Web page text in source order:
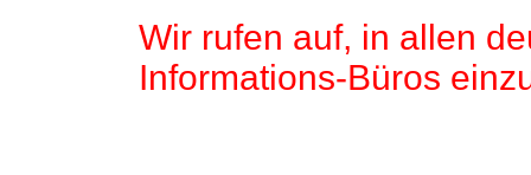
Wir rufen auf, in allen
Informations-Büros